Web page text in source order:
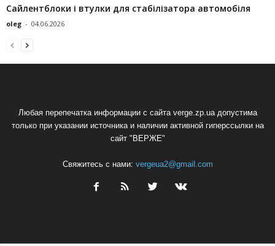
Сайлентблоки і втулки для стабілізатора автомобіля
oleg - 04.06.2026
Любая перепечатка информации с сайта verge.zp.ua допустима
только при указании источника и наличии активной гиперссылки на
сайт "ВЕРЖЕ"
Свяжитесь с нами: vergeua2@gmail.com